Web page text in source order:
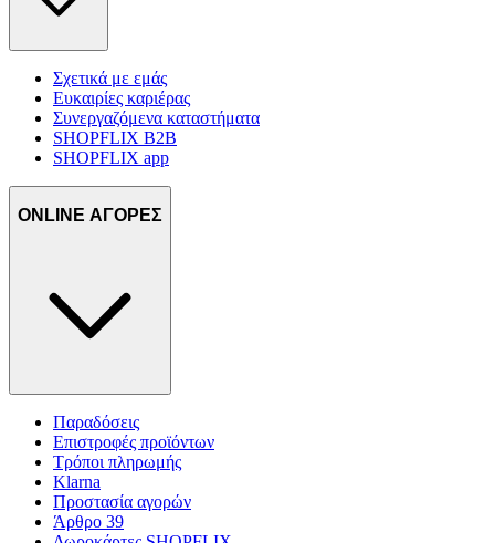
Σχετικά με εμάς
Ευκαιρίες καριέρας
Συνεργαζόμενα καταστήματα
SHOPFLIX B2B
SHOPFLIX app
ONLINE ΑΓΟΡΕΣ
Παραδόσεις
Επιστροφές προϊόντων
Τρόποι πληρωμής
Klarna
Προστασία αγορών
Άρθρο 39